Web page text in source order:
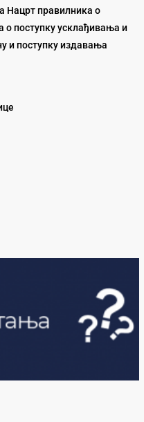
Нацрт правилника о
поступку усклађивања и
и поступку издавања